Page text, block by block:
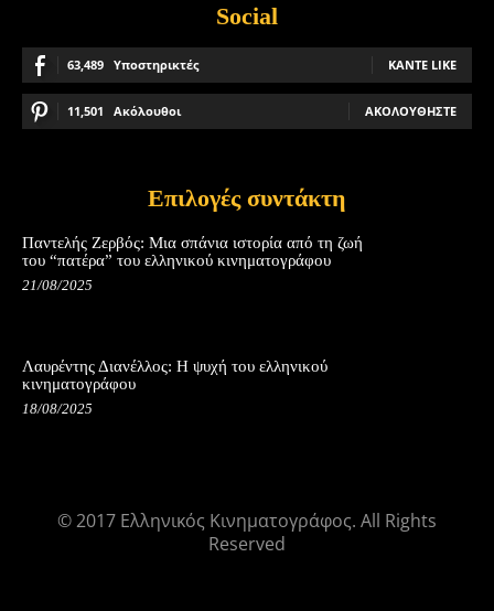
Social
63,489 Υποστηρικτές ΚΆΝΤΕ LIKE
11,501 Ακόλουθοι ΑΚΟΛΟΥΘΉΣΤΕ
Επιλογές συντάκτη
Παντελής Ζερβός: Μια σπάνια ιστορία από τη ζωή
του “πατέρα” του ελληνικού κινηματογράφου
21/08/2025
Λαυρέντης Διανέλλος: Η ψυχή του ελληνικού
κινηματογράφου
18/08/2025
© 2017 Ελληνικός Κινηματογράφος. All Rights
Reserved